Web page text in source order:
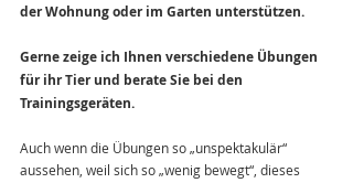
der Wohnung oder im Garten unterstützen.
Gerne zeige ich Ihnen verschiedene Übungen
für ihr Tier und berate Sie bei den
Trainingsgeräten.
Auch wenn die Übungen so „unspektakulär“
aussehen, weil sich so „wenig bewegt“, dieses